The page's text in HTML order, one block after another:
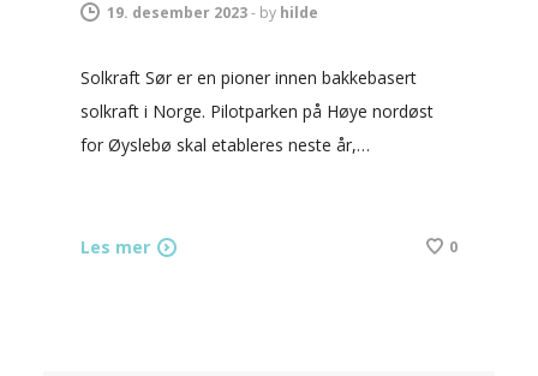
19. desember 2023- by hilde
Solkraft Sør er en pioner innen bakkebasert
solkraft i Norge. Pilotparken på Høye nordøst
for Øyslebø skal etableres neste år,…
Les mer 0